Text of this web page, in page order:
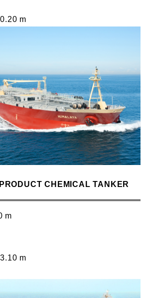
m
CHEMICAL TANKER
m
m